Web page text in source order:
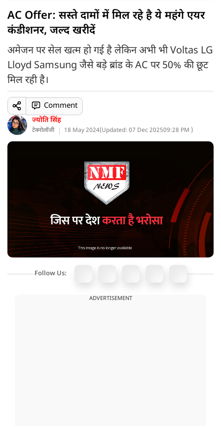
AC Offer: सस्ते दामों में मिल रहे है ये महंगे एयर
कंडीशनर, जल्द खरीदें
अमेजन पर सेल खत्म हो गई है लेकिन अभी भी Voltas LG
Lloyd Samsung जैसे बड़े ब्रांड के AC पर 50% की छूट
मिल रही है।
ज्योति सिंह
टेक्नोलॉजी 18 May 2024(Updated: 07 Dec 202509:28 PM )
Comment
Follow Us:
ADVERTISEMENT